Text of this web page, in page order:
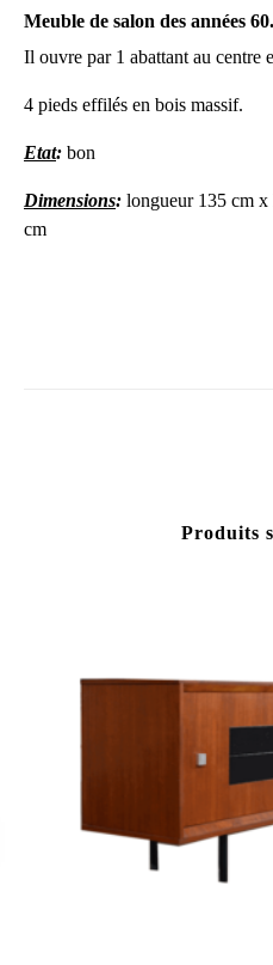
Meuble de salon des années 60.
Il ouvre par 1 abattant au centre
4 pieds effilés en bois massif.
Etat: bon
Dimensions: longueur 135 cm
cm
Produits